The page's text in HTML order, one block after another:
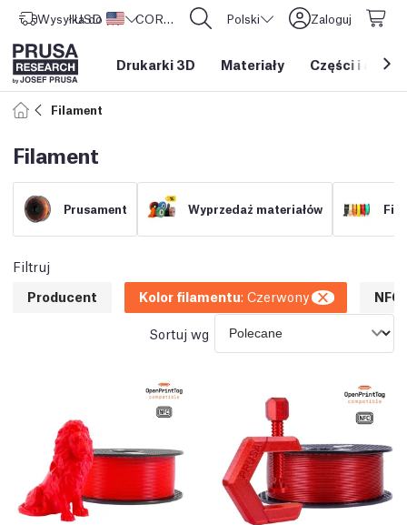
Wysyłka do Stany Zjednoczone
USD ($) CORE One L: Już w sprzedaży! Polski Zaloguj
Drukarki 3D Materiały Części i
Filament
Filament
Prusament Wyprzedaż materiałów
Filtruj
Producent
Kolor filamentu: Czerwony NFC
Sortuj wg